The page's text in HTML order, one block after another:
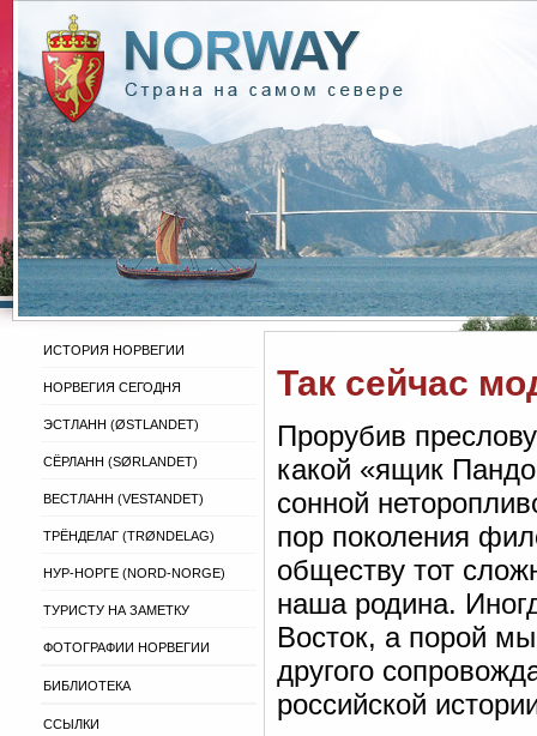
ИСТОРИЯ НОРВЕГИИ
НОРВЕГИЯ СЕГОДНЯ
ЭСТЛАНН (ØSTLANDET)
СЁРЛАНН (SØRLANDET)
ВЕСТЛАНН (VESTANDET)
ТРЁНДЕЛАГ (TRØNDELAG)
НУР-НОРГЕ (NORD-NORGE)
ТУРИСТУ НА ЗАМЕТКУ
ФОТОГРАФИИ НОРВЕГИИ
БИБЛИОТЕКА
ССЫЛКИ
Так сейчас
Прорубив
какой «ящик
сонной
пор поколения
обществу тот
наша родина.
Восток, а порой
другого
российской